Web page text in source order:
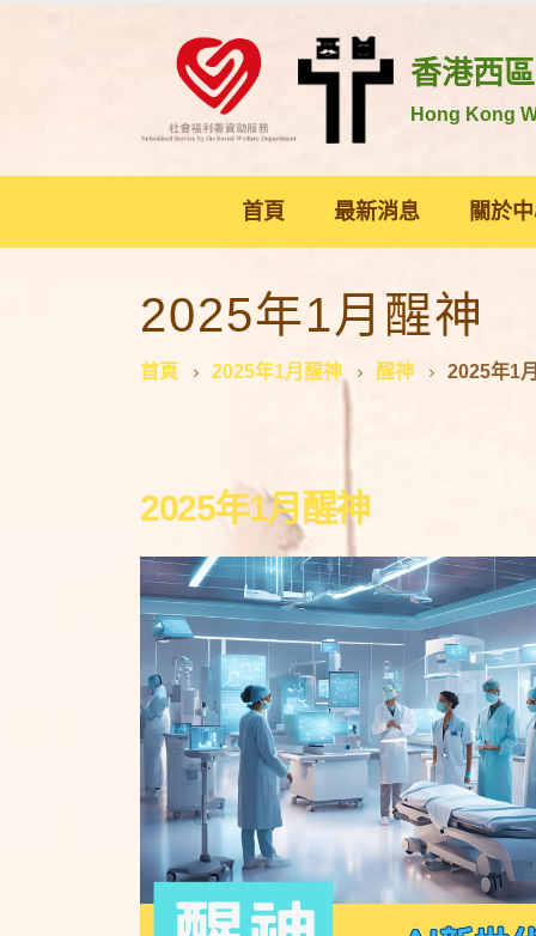
香港西
Hong Kong
首頁 最新消息 關於
2025年1月醒神
首頁 2025年1月醒神 醒神 2025年1
2025年1月醒神